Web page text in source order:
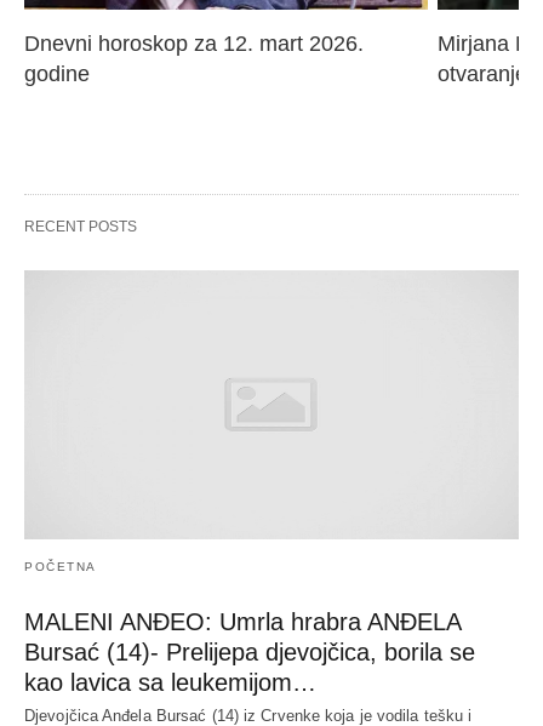
Dnevni horoskop za 12. mart 2026.
godine
Mirjana
otvaranje
RECENT POSTS
POČETNA
MALENI ANĐEO: Umrla hrabra ANĐELA
Bursać (14)- Prelijepa djevojčica, borila se
kao lavica sa leukemijom…
Djevojčica Anđela Bursać (14) iz Crvenke koja je vodila tešku i